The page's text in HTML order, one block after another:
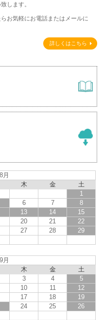
します。
お気軽にお電話またはメールに
詳しくはこちら
月
木 金
土
1
6 7
8
13 14
15
20 21
22
27 28
29
月
木 金
土
3 4
5
10 11
12
17 18
19
24 25
26